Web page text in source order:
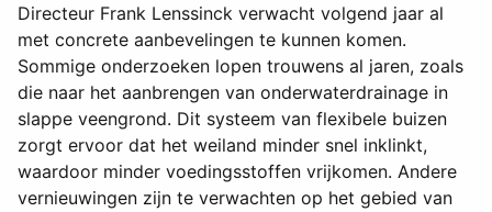
Directeur Frank Lenssinck verwacht volgend jaar al
met concrete aanbevelingen te kunnen komen.
Sommige onderzoeken lopen trouwens al jaren, zoals
die naar het aanbrengen van onderwaterdrainage in
slappe veengrond. Dit systeem van flexibele buizen
zorgt ervoor dat het weiland minder snel inklinkt,
waardoor minder voedingsstoffen vrijkomen. Andere
vernieuwingen zijn te verwachten op het gebied van